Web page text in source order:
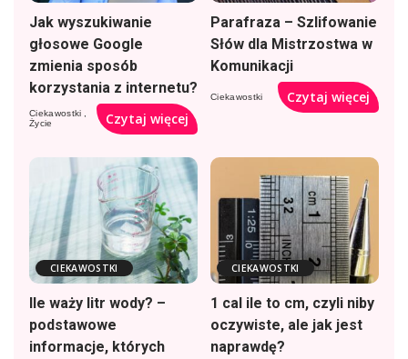
Jak wyszukiwanie
głosowe Google
zmienia sposób
korzystania z internetu?
Ciekawostki
Życie
Czytaj więcej
Parafraza – Szlifowanie
Słów dla Mistrzostwa w
Komunikacji
Ciekawostki Czytaj więcej
CIEKAWOSTKI
Ile waży litr wody? –
podstawowe
informacje, których
CIEKAWOSTKI
1 cal ile to cm, czyli niby
oczywiste, ale jak jest
naprawdę?